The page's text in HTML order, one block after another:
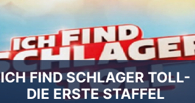
ICH FIND SCHLAGER TOLL-
DIE ERSTE STAFFEL